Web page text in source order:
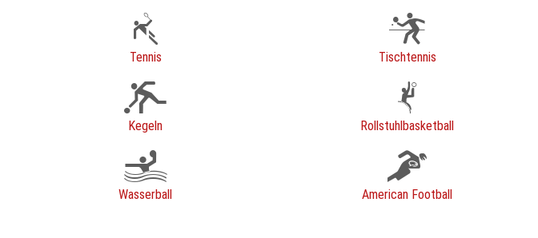
Tennis Tischtennis
Kegeln Rollstuhlbasketball
Wasserball American Football